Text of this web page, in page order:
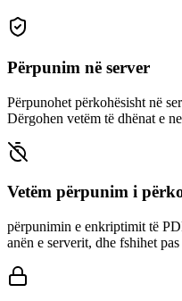
Përpunim në server
Përpunohet përkohësisht në
Dërgohen vetëm të dhënat e
Vetëm përpunim i
përpunimin e enkriptimit të
anën e serverit, dhe fshihet